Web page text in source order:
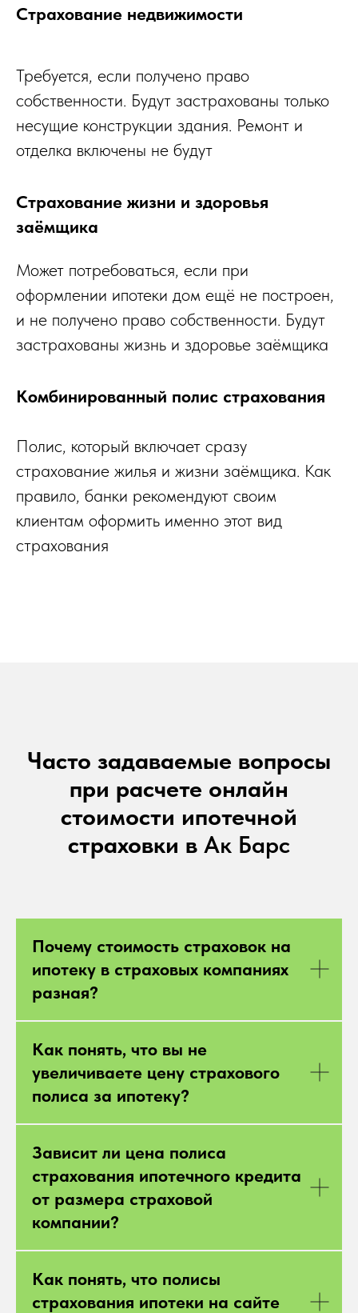
Страхование недвижимости
Требуется, если получено право
собственности. Будут застрахованы только
несущие конструкции здания. Ремонт и
отделка включены не будут
Страхование жизни и здоровья
заёмщика
Может потребоваться, если при
оформлении ипотеки дом ещё не построен,
и не получено право собственности. Будут
застрахованы жизнь и здоровье заёмщика
Комбинированный полис страхования
Полис, который включает сразу
страхование жилья и жизни заёмщика. Как
правило, банки рекомендуют своим
клиентам оформить именно этот вид
страхования
Часто задаваемые вопросы
при расчете онлайн
стоимости ипотечной
страховки в Ак Барс
Почему стоимость страховок на
ипотеку в страховых компаниях
разная?
Как понять, что вы не
увеличиваете цену страхового
полиса за ипотеку?
Зависит ли цена полиса
страхования ипотечного кредита
от размера страховой
компании?
Как понять, что полисы
страхования ипотеки на сайте